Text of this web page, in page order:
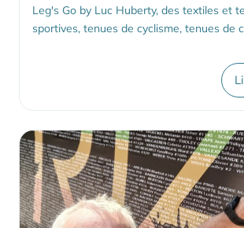
Leg's Go by Luc Huberty, des textiles et
sportives, tenues de cyclisme, tenues de